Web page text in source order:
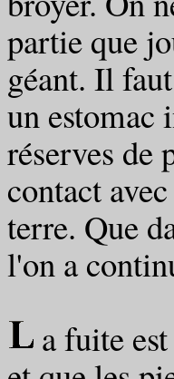
partie que
géant. Il
un estomac
réserves de
contact
terre. Que
l'on a
a fuite